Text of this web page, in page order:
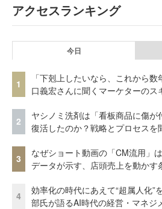
アクセスランキング
今日
1
「下剋上したいなら、これから
口義宏さんに聞くマーケターのス
2
ヤシノミ洗剤は「看板商品に傷が
復活したのか？戦略とプロセスを
3
なぜショート動画の「CM流用」
データが示す、店頭売上を動かす
4
効率化の時代にあえて“超属人化
部氏が語るAI時代の経営・マネジ